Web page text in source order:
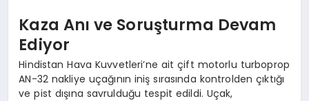
Kaza Anı ve Soruşturma Devam
Ediyor
Hindistan Hava Kuvvetleri’ne ait çift motorlu turboprop
AN-32 nakliye uçağının iniş sırasında kontrolden çıktığı
ve pist dışına savrulduğu tespit edildi. Uçak,